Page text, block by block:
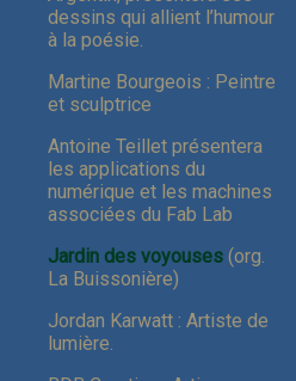
dessins qui allient l’humour
à la poésie.
Martine Bourgeois : Peintre
et sculptrice
Antoine Teillet présentera
les applications du
numérique et les machines
associées du Fab Lab
Jardin des voyouses (org.
La Buissonière)
Jordan Karwatt : Artiste de
lumière.